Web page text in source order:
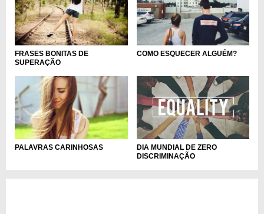
FRASES BONITAS DE
SUPERAÇÃO
COMO ESQUECER ALGUÉM?
PALAVRAS CARINHOSAS
DIA MUNDIAL DE ZERO
DISCRIMINAÇÃO